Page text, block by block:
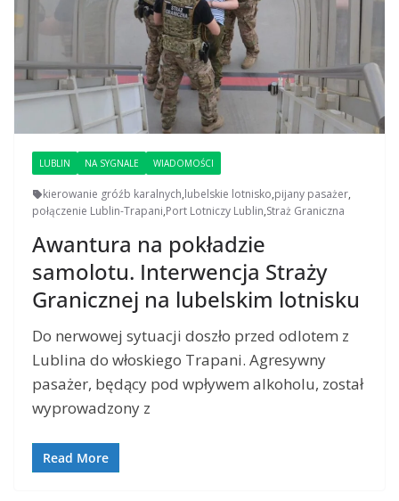
LUBLIN NA SYGNALE WIADOMOŚCI
kierowanie gróźb karalnych,lubelskie lotnisko,pijany pasażer,
połączenie Lublin-Trapani,Port Lotniczy Lublin,Straż Graniczna
Awantura na pokładzie
samolotu. Interwencja Straży
Granicznej na lubelskim lotnisku
Do nerwowej sytuacji doszło przed odlotem z
Lublina do włoskiego Trapani. Agresywny
pasażer, będący pod wpływem alkoholu, został
wyprowadzony z
Read More